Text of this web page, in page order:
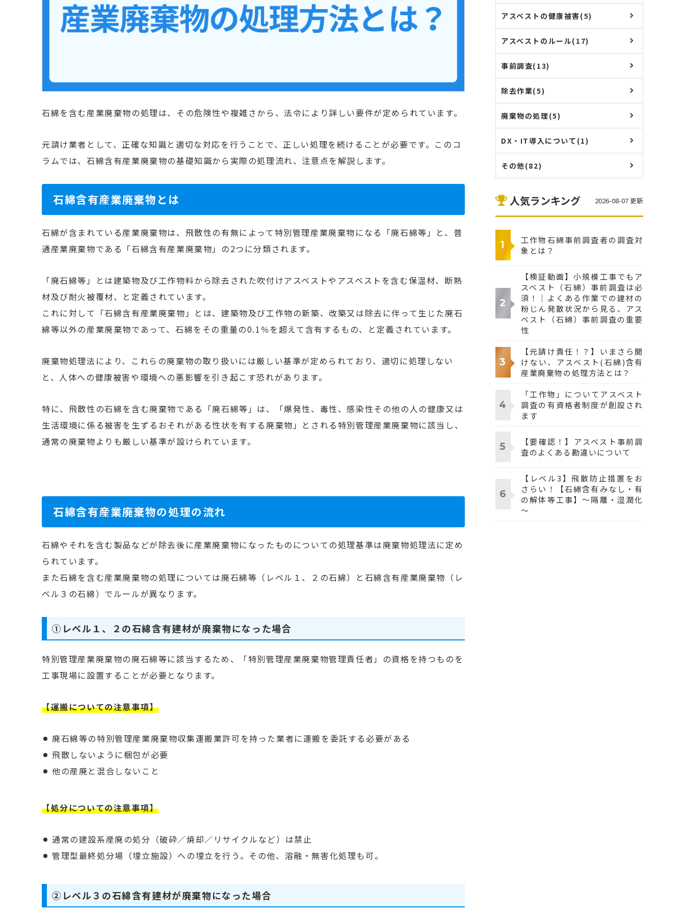
石綿を含む産業廃棄物の処理は、その危険性や複雑さから、法令により詳しい要件が定められています。
元請け業者として、正確な知識と適切な対応を行うことで、正しい処理を続けることが必要です。このコ
ラムでは、石綿含有産業廃棄物の基礎知識から実際の処理流れ、注意点を解説します。
石綿含有産業廃棄物とは
石綿が含まれている産業廃棄物は、飛散性の有無によって特別管理産業廃棄物になる「廃石綿等」と、普
通産業廃棄物である「石綿含有産業廃棄物」の2つに分類されます。
「廃石綿等」とは建築物及び工作物料から除去された吹付けアスベストやアスベストを含む保温材、断熱
材及び耐火被覆材、と定義されています。
これに対して「石綿含有産業廃棄物」とは、建築物及び工作物の新築、改築又は除去に伴って生じた廃石
綿等以外の産業廃棄物であって、石綿をその重量の0.1％を超えて含有するもの、と定義されています。
廃棄物処理法により、これらの廃棄物の取り扱いには厳しい基準が定められており、適切に処理しない
と、人体への健康被害や環境への悪影響を引き起こす恐れがあります。
特に、飛散性の石綿を含む廃棄物である「廃石綿等」は、「爆発性、毒性、感染性その他の人の健康又は
生活環境に係る被害を生ずるおそれがある性状を有する廃棄物」とされる特別管理産業廃棄物に該当し、
通常の廃棄物よりも厳しい基準が設けられています。
石綿含有産業廃棄物の処理の流れ
石綿やそれを含む製品などが除去後に産業廃棄物になったものについての処理基準は廃棄物処理法に定め
られています。
また石綿を含む産業廃棄物の処理については廃石綿等（レベル１、２の石綿）と石綿含有産業廃棄物（レ
ベル３の石綿）でルールが異なります。
①レベル１、２の石綿含有建材が廃棄物になった場合
特別管理産業廃棄物の廃石綿等に該当するため、「特別管理産業廃棄物管理責任者」の資格を持つものを
工事現場に設置することが必要となります。
【運搬についての注意事項】
廃石綿等の特別管理産業廃棄物収集運搬業許可を持った業者に運搬を委託する必要がある
飛散しないように梱包が必要
他の産廃と混合しないこと
【処分についての注意事項】
通常の建設系産廃の処分（破砕／焼却／リサイクルなど）は禁止
管理型最終処分場（埋立施設）への埋立を行う。その他、溶融・無害化処理も可。
②レベル３の石綿含有建材が廃棄物になった場合
アスベストの健康被害(5)
アスベストのルール(17)
事前調査(13)
除去作業(5)
廃棄物の処理(5)
DX・IT導入について(1)
その他(82)
人気ランキング 2026-08-07 更新
工作物石綿事前調査者の調査対
象とは？
【検証動画】小規模工事でもア
スベスト（石綿）事前調査は必
須！｜よくある作業での建材の
粉じん発散状況から見る、アス
ベスト（石綿）事前調査の重要
性
【元請け責任！？】いまさら聞
けない、アスベスト(石綿)含有
産業廃棄物の処理方法とは？
「工作物」についてアスベスト
調査の有資格者制度が創設され
ます
【要確認！】アスベスト事前調
査のよくある勘違いについて
【レベル3】飛散防止措置をお
さらい！【石綿含有みなし・有
の解体等工事】～隔離・湿潤化
～